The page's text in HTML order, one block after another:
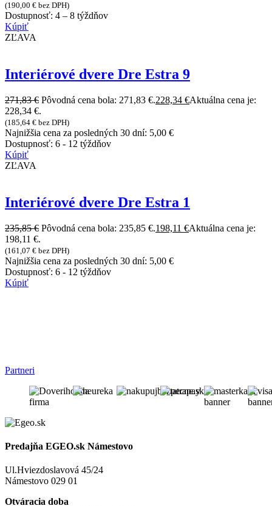
(190,00 € bez DPH)
Dostupnosť: 4 – 8 týždňov
Kúpiť
ZĽAVA
Interiérové dvere Dre Estra 9
271,83€ Pôvodná cena bola: 271,83 €.228,34 €Aktuálna cena je:
228,34 €.
(185,64 € bez DPH)
Najnižšia cena za posledných 30 dní: 5,00 €
Dostupnosť: 6 - 12 týždňov
Kúpiť
ZĽAVA
Interiérové dvere Dre Estra 1
235,85€ Pôvodná cena bola: 235,85 €.198,11 €Aktuálna cena je:
198,11 €.
(161,07 € bez DPH)
Najnižšia cena za posledných 30 dní: 5,00 €
Dostupnosť: 6 - 12 týždňov
Kúpiť
Partneri
Predajňa EGEO.sk Námestovo
Ul.Hviezdoslavová 45/24
Námestovo 029 01
Otváracia doba